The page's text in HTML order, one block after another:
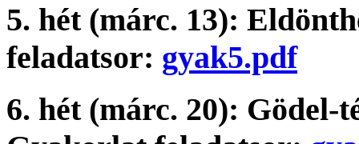
5. hét (márc. 13):
feladatsor: gyak5.pdf
6. hét (márc. 20): Gödel-